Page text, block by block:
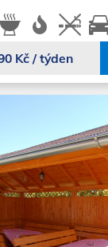
Kč / týden